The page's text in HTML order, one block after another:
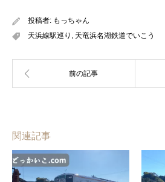
投稿者: もっちゃん
天浜線駅巡り
天竜浜名湖鉄道でいこう
関連記事